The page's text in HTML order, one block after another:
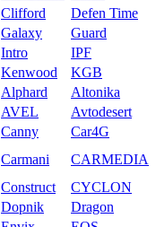
Clifford
Defen Time
Galaxy
Guard
Intro
IPF
Kenwood
KGB
Alphard
Altonika
AVEL
Avtodesert
Canny
Car4G
Carmani
CARMEDIA
Construct
CYCLON
Dopnik
Dragon